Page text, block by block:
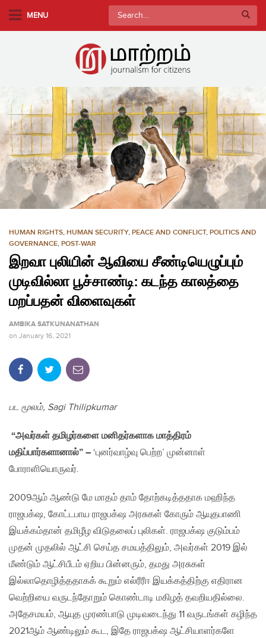
n
o
n
MENU
Search
for:
HUMAN RIGHTS, HUMAN SECURITY, PEACE AND CONFLICT, POLITICS AND
GOVERNANCE, POST-WAR
இறவா புலியின் ஆவியை சீண்டியெழுப்பும்
முடிவில்லா பூச்சாண்டி: கடந்த காலத்தை
மறப்பதன் விளைவுகள்
AMBIKA SATKUNANATHAN
on January 16, 2021
பட மூலம், Sagi Thilipkumar
“அவர்கள் தமிழர்களை மனிதர்களாக மாத்திரம்
மதிப்பார்களானால்” – ‘புனர்வாழ்வு பெற்ற’ முன்னாள்
போராளியொருவர்.
2009ஆம் ஆண்டு மே மாதம் தாம் தோற்கடித்ததாக மஹிந்த
ராஜபக்‌ஷ, கோட்டபாய ராஜபக்‌ஷ அரசுகள் கோரும் ஆயுதபாணி
இயக்கம்தான் தமிழீழ விடுதலைப் புலிகள். ராஜபக்‌ஷ குடும்பம்
முதன் முதலில் ஆட்சி செய்த சமயத்திலும், அவர்கள் 2019 இல்
மீண்டும் ஆட்சிபீடம் ஏறிய பின்னரும், தமது அரசுகள்
இல்லாதொழித்ததாகக் கூறும் எல்ரீரீஈ இயக்கத்திற்கு எதிரான
வெற்றியை வருடந்தோறும் கொண்டாடி மகிழத் தவறியதில்லை.
அதேசமயம், ஆயுத முரண்பாடு முடிவடைந்து 11 வருடங்கள் கழிந்த
2021ஆம் ஆண்டிலும் கூட, இதே ராஜபக்‌ஷ ஆட்சியாளர்களே